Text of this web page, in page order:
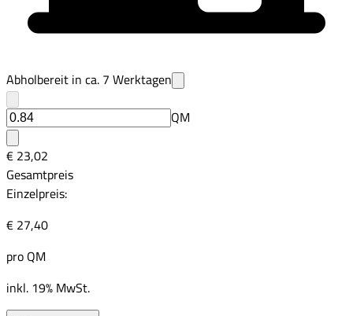
Abholbereit in ca. 7 Werktagen
QM
€ 23,02
Gesamtpreis
Einzelpreis:
€ 27,40
pro QM
inkl. 19% MwSt.